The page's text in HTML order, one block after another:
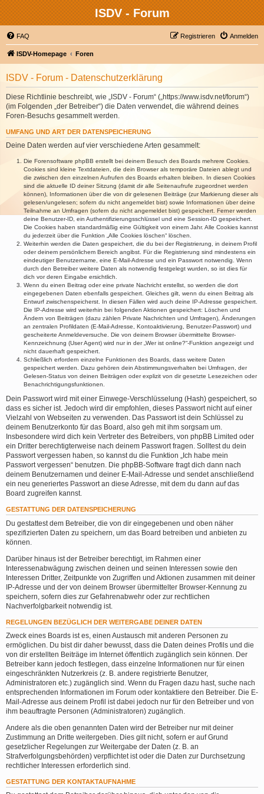
ISDV - Forum
FAQ Anmelden
Registrieren
ISDV-Homepage Foren
ISDV - Forum - Datenschutzerklärung
Diese Richtlinie beschreibt, wie „ISDV - Forum“ („https://www.isdv.net/forum“)
(im Folgenden „der Betreiber“) die Daten verwendet, die während deines
Foren-Besuchs gesammelt werden.
UMFANG UND ART DER DATENSPEICHERUNG
Deine Daten werden auf vier verschiedene Arten gesammelt:
Die Forensoftware phpBB erstellt bei deinem Besuch des Boards mehrere Cookies.
Cookies sind kleine Textdateien, die dein Browser als temporäre Dateien ablegt und
die zwischen den einzelnen Aufrufen des Boards erhalten bleiben. In diesen Cookies
sind die aktuelle ID deiner Sitzung (damit dir alle Seitenaufrufe zugeordnet werden
können), Informationen über die von dir gelesenen Beiträge (zur Markierung dieser als
gelesen/ungelesen; sofern du nicht angemeldet bist) sowie Informationen über deine
Teilnahme an Umfragen (sofern du nicht angemeldet bist) gespeichert. Ferner werden
deine Benutzer-ID, ein Authentifizierungsschlüssel und eine Session-ID gespeichert.
Die Cookies haben standardmäßig eine Gültigkeit von einem Jahr. Alle Cookies kannst
du jederzeit über die Funktion „Alle Cookies löschen“ löschen.
Weiterhin werden die Daten gespeichert, die du bei der Registrierung, in deinem Profil
oder deinem persönlichem Bereich angibst. Für die Registrierung sind mindestens ein
eindeutiger Benutzername, eine E-Mail-Adresse und ein Passwort notwendig. Wenn
durch den Betreiber weitere Daten als notwendig festgelegt wurden, so ist dies für
dich vor deren Eingabe ersichtlich.
Wenn du einen Beitrag oder eine private Nachricht erstellst, so werden die dort
eingegebenen Daten ebenfalls gespeichert. Gleiches gilt, wenn du einen Beitrag als
Entwurf zwischenspeicherst. In diesen Fällen wird auch deine IP-Adresse gespeichert.
Die IP-Adresse wird weiterhin bei folgenden Aktionen gespeichert: Löschen und
Ändern von Beiträgen (dazu zählen Private Nachrichten und Umfragen), Änderungen
an zentralen Profildaten (E-Mail-Adresse, Kontoaktivierung, Benutzer-Passwort) und
gescheiterte Anmeldeversuche. Die von deinem Browser übermittelte Browser-
Kennzeichnung (User Agent) wird nur in der „Wer ist online?“-Funktion angezeigt und
nicht dauerhaft gespeichert.
Schließlich erfordern einzelne Funktionen des Boards, dass weitere Daten
gespeichert werden. Dazu gehören dein Abstimmungsverhalten bei Umfragen, der
Gelesen-Status von deinen Beiträgen oder explizit von dir gesetzte Lesezeichen oder
Benachrichtigungsfunktionen.
Dein Passwort wird mit einer Einwege-Verschlüsselung (Hash) gespeichert, so
dass es sicher ist. Jedoch wird dir empfohlen, dieses Passwort nicht auf einer
Vielzahl von Webseiten zu verwenden. Das Passwort ist dein Schlüssel zu
deinem Benutzerkonto für das Board, also geh mit ihm sorgsam um.
Insbesondere wird dich kein Vertreter des Betreibers, von phpBB Limited oder
ein Dritter berechtigterweise nach deinem Passwort fragen. Solltest du dein
Passwort vergessen haben, so kannst du die Funktion „Ich habe mein
Passwort vergessen“ benutzen. Die phpBB-Software fragt dich dann nach
deinem Benutzernamen und deiner E-Mail-Adresse und sendet anschließend
ein neu generiertes Passwort an diese Adresse, mit dem du dann auf das
Board zugreifen kannst.
GESTATTUNG DER DATENSPEICHERUNG
Du gestattest dem Betreiber, die von dir eingegebenen und oben näher
spezifizierten Daten zu speichern, um das Board betreiben und anbieten zu
können.
Darüber hinaus ist der Betreiber berechtigt, im Rahmen einer
Interessenabwägung zwischen deinen und seinen Interessen sowie den
Interessen Dritter, Zeitpunkte von Zugriffen und Aktionen zusammen mit deiner
IP-Adresse und der von deinem Browser übermittelter Browser-Kennung zu
speichern, sofern dies zur Gefahrenabwehr oder zur rechtlichen
Nachverfolgbarkeit notwendig ist.
REGELUNGEN BEZÜGLICH DER WEITERGABE DEINER DATEN
Zweck eines Boards ist es, einen Austausch mit anderen Personen zu
ermöglichen. Du bist dir daher bewusst, dass die Daten deines Profils und die
von dir erstellten Beiträge im Internet öffentlich zugänglich sein können. Der
Betreiber kann jedoch festlegen, dass einzelne Informationen nur für einen
eingeschränkten Nutzerkreis (z. B. andere registrierte Benutzer,
Administratoren etc.) zugänglich sind. Wenn du Fragen dazu hast, suche nach
entsprechenden Informationen im Forum oder kontaktiere den Betreiber. Die E-
Mail-Adresse aus deinem Profil ist dabei jedoch nur für den Betreiber und von
ihm beauftragte Personen (Administratoren) zugänglich.
Andere als die oben genannten Daten wird der Betreiber nur mit deiner
Zustimmung an Dritte weitergeben. Dies gilt nicht, sofern er auf Grund
gesetzlicher Regelungen zur Weitergabe der Daten (z. B. an
Strafverfolgungsbehörden) verpflichtet ist oder die Daten zur Durchsetzung
rechtlicher Interessen erforderlich sind.
GESTATTUNG DER KONTAKTAUFNAHME